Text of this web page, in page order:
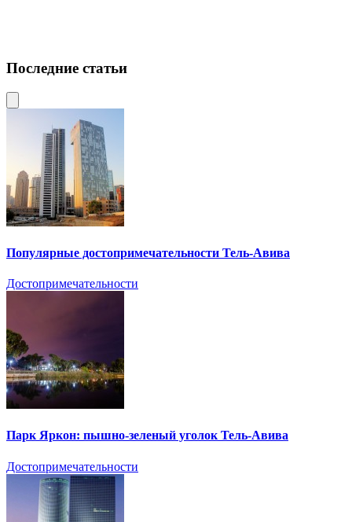
Последние статьи
Популярные достопримечательности Тель-Авива
Достопримечательности
Парк Яркон: пышно-зеленый уголок Тель-Авива
Достопримечательности